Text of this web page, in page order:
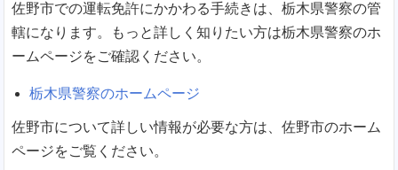
佐野市での運転免許にかかわる手続きは、栃木県警察の管
轄になります。もっと詳しく知りたい方は栃木県警察のホ
ームページをご確認ください。
栃木県警察のホームページ
佐野市について詳しい情報が必要な方は、佐野市のホーム
ページをご覧ください。